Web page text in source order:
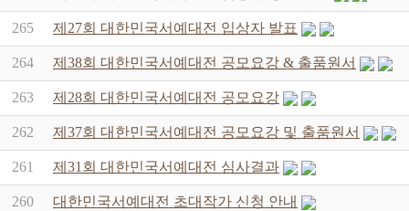
265 제27회 대한민국서예대전 입상자 발표
264 제38회 대한민국서예대전 공모요강 & 출품원서
263 제28회 대한민국서예대전 공모요강
262 제37회 대한민국서예대전 공모요강 및 출품원서
261 제31회 대한민국서예대전 심사결과
260 대한민국서예대전 초대작가 신청 안내